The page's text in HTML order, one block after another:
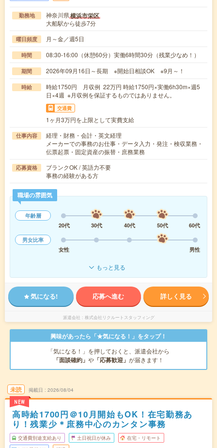
勤務地 神奈川県横浜市栄区
大船駅から徒歩7分
曜日頻度 月～金／週5日
時間 08:30-16:00（休憩60分）実働6時間30分（残業少なめ！）
期間 2026年09月16日～長期 ※開始日相談OK ※9月～！
時給
時給1750円 月収例 22万円 時給1750円×実働6h30m×週5
日×4週 ※月収例を保証するものではありません。
交通費
1ヶ月3万円を上限として実費支給
仕事内容
経理・財務・会計・英文経理
メーカーでの事務のお仕事・データ入力・発注・検収業務・
伝票起票・固定資産の振替・庶務業務
応募資格
ブランクOK / 英語力不要
事務の経験がある方
職場の雰囲気
年齢層
20代
30代 40代 50代
60代
男女比率
女性
男性
もっと見る
気になる! 応募へ進む 詳しく見る
派遣会社 株式会社リクルートスタッフィング
興味があったら「★気になる！」をタップ！
「気になる！」を押しておくと、派遣会社から
「面談確約」 や 「応募歓迎」 が届きます！
未読
NEW
掲載日 2026/08/04
高時給1700円＠10月開始もOK！在宅勤務あ
り！残業少＊庶務中心のカンタン事務
交通費別途支給あり 土日祝日が休み 在宅・リモート